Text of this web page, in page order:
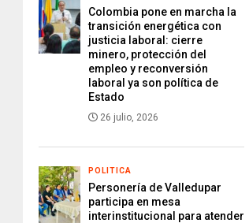
Colombia pone en marcha la
transición energética con
justicia laboral: cierre
minero, protección del
empleo y reconversión
laboral ya son política de
Estado
26 julio, 2026
POLITICA
Personería de Valledupar
participa en mesa
interinstitucional para atender